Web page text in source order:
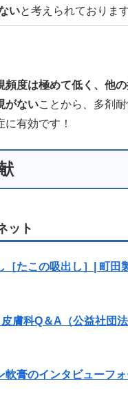
いと考えられております
頻度は極めて低く、他
がないことから、多剤
に有効です！
ット
［たこの吸出し］| 町田
皮膚科Q＆A（公益社団
軟膏のインタビューフ